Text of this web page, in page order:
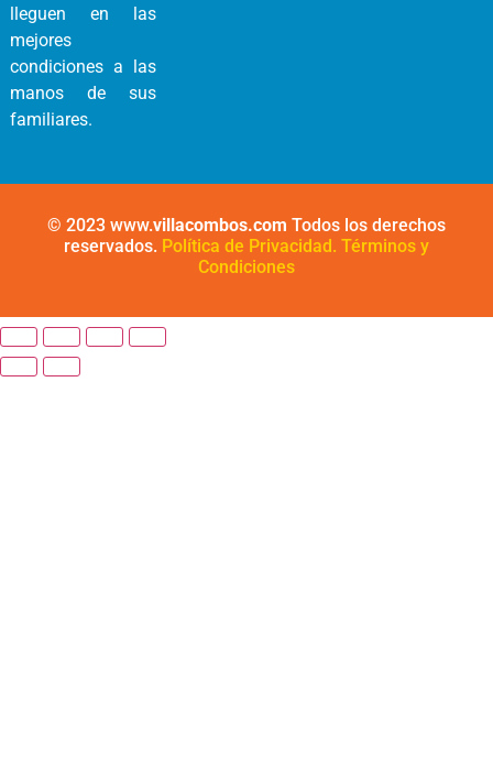
lleguen en las
mejores
condiciones a las
manos de sus
familiares.
© 2023 www.villacombos.com Todos los derechos
reservados. Política de Privacidad. Términos y
Condiciones